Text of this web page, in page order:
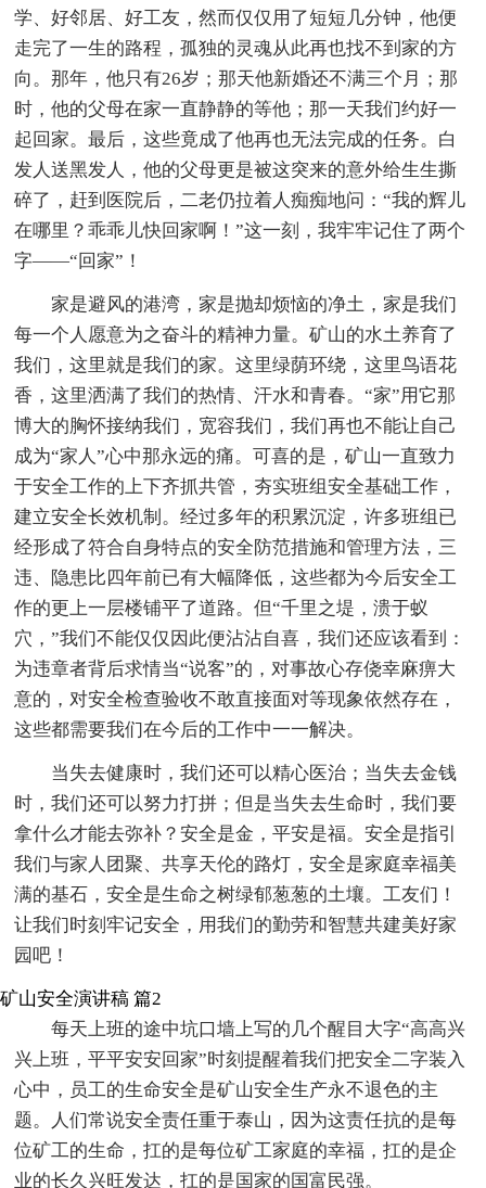
学、好邻居、好工友，然而仅仅用了短短几分钟，他便
走完了一生的路程，孤独的灵魂从此再也找不到家的方
向。那年，他只有26岁；那天他新婚还不满三个月；那
时，他的父母在家一直静静的等他；那一天我们约好一
起回家。最后，这些竟成了他再也无法完成的任务。白
发人送黑发人，他的父母更是被这突来的意外给生生撕
碎了，赶到医院后，二老仍拉着人痴痴地问：“我的辉儿
在哪里？乖乖儿快回家啊！”这一刻，我牢牢记住了两个
字——“回家”！
家是避风的港湾，家是抛却烦恼的净土，家是我们
每一个人愿意为之奋斗的精神力量。矿山的水土养育了
我们，这里就是我们的家。这里绿荫环绕，这里鸟语花
香，这里洒满了我们的热情、汗水和青春。“家”用它那
博大的胸怀接纳我们，宽容我们，我们再也不能让自己
成为“家人”心中那永远的痛。可喜的是，矿山一直致力
于安全工作的上下齐抓共管，夯实班组安全基础工作，
建立安全长效机制。经过多年的积累沉淀，许多班组已
经形成了符合自身特点的安全防范措施和管理方法，三
违、隐患比四年前已有大幅降低，这些都为今后安全工
作的更上一层楼铺平了道路。但“千里之堤，溃于蚁
穴，”我们不能仅仅因此便沾沾自喜，我们还应该看到：
为违章者背后求情当“说客”的，对事故心存侥幸麻痹大
意的，对安全检查验收不敢直接面对等现象依然存在，
这些都需要我们在今后的工作中一一解决。
当失去健康时，我们还可以精心医治；当失去金钱
时，我们还可以努力打拼；但是当失去生命时，我们要
拿什么才能去弥补？安全是金，平安是福。安全是指引
我们与家人团聚、共享天伦的路灯，安全是家庭幸福美
满的基石，安全是生命之树绿郁葱葱的土壤。工友们！
让我们时刻牢记安全，用我们的勤劳和智慧共建美好家
园吧！
矿山安全演讲稿 篇2
每天上班的途中坑口墙上写的几个醒目大字“高高兴
兴上班，平平安安回家”时刻提醒着我们把安全二字装入
心中，员工的生命安全是矿山安全生产永不退色的主
题。人们常说安全责任重于泰山，因为这责任抗的是每
位矿工的生命，扛的是每位矿工家庭的幸福，扛的是企
业的长久兴旺发达，扛的是国家的国富民强。